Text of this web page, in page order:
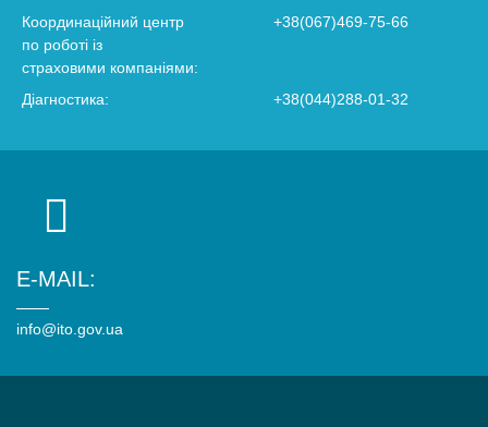
Координаційний центр
по роботі із
страховими компаніями:
+38(067)469-75-66
Діагностика: +38(044)288-01-32
E-MAIL:
info@ito.gov.ua